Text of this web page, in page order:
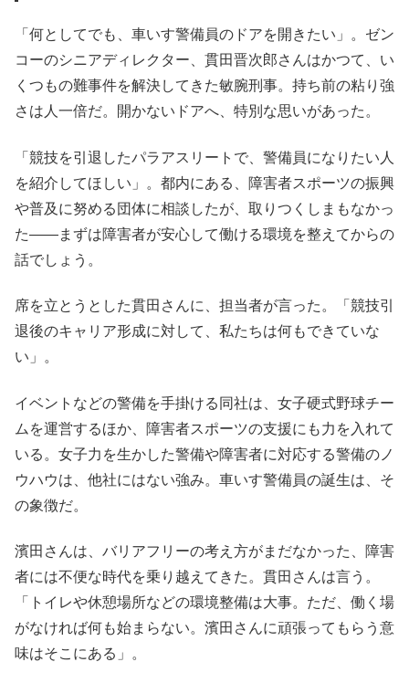
「何としてでも、車いす警備員のドアを開きたい」。ゼン
コーのシニアディレクター、貫田晋次郎さんはかつて、い
くつもの難事件を解決してきた敏腕刑事。持ち前の粘り強
さは人一倍だ。開かないドアへ、特別な思いがあった。
「競技を引退したパラアスリートで、警備員になりたい人
を紹介してほしい」。都内にある、障害者スポーツの振興
や普及に努める団体に相談したが、取りつくしまもなかっ
た――まずは障害者が安心して働ける環境を整えてからの
話でしょう。
席を立とうとした貫田さんに、担当者が言った。「競技引
退後のキャリア形成に対して、私たちは何もできていな
い」。
イベントなどの警備を手掛ける同社は、女子硬式野球チー
ムを運営するほか、障害者スポーツの支援にも力を入れて
いる。女子力を生かした警備や障害者に対応する警備のノ
ウハウは、他社にはない強み。車いす警備員の誕生は、そ
の象徴だ。
濱田さんは、バリアフリーの考え方がまだなかった、障害
者には不便な時代を乗り越えてきた。貫田さんは言う。
「トイレや休憩場所などの環境整備は大事。ただ、働く場
がなければ何も始まらない。濱田さんに頑張ってもらう意
味はそこにある」。